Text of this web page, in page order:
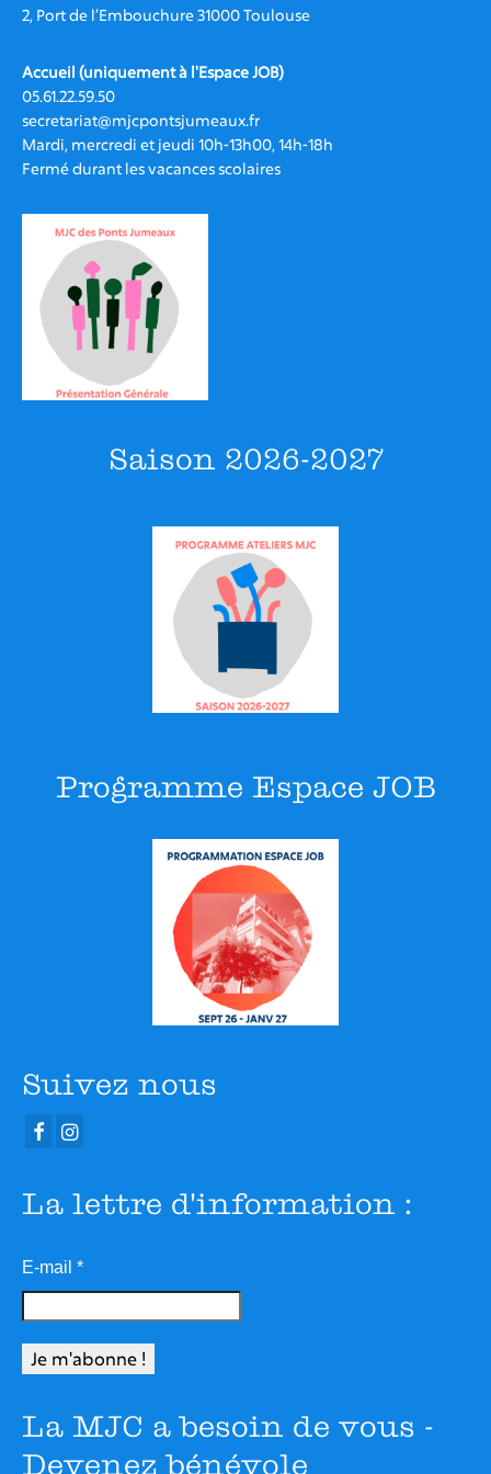
S’investir à la MJC
d’administration
L’équipe de la MJC
Les intervenant.e.s
Nos partenaires
La MJC et le Collectif JOB
CONTACT
2, Port de l’Embouchure 31000 Toulouse
Accueil (uniquement à l'Espace JOB)
05.61.22.59.50
secretariat@mjcpontsjumeaux.fr
Mardi, mercredi et jeudi 10h-13h00, 14h-18h
Fermé durant les vacances scolaires
Saison 2026-2027
Programme Espace JOB
Suivez nous
La lettre d'information :
E-mail *
La MJC a besoin de vous -
Devenez bénévole